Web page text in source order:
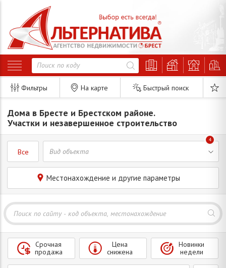
Фильтры На карте Быстрый поиск
Дома в Бресте и Брестском районе.
Участки и незавершенное строительство
Все
4
Местонахождение и другие параметры
Срочная
продажа
Цена
снижена
Новинки
недели